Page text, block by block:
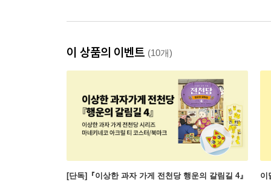
이 상품의 이벤트 (10개)
[단독]『이상한 과자 가게 전천당 행운의 갈림길 4』
이